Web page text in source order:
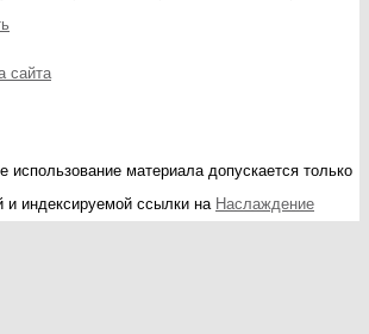
сайта
использование материала допускается только
и индексируемой ссылки на Наслаждение